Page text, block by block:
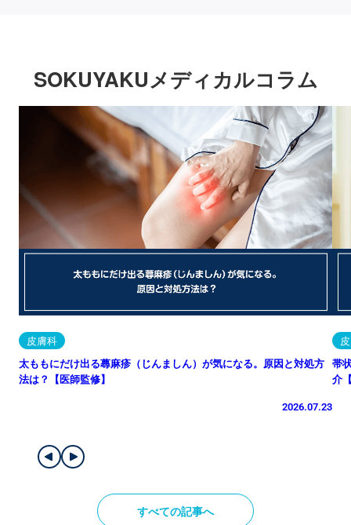
SOKUYAKUメディカルコラム
皮膚科
太ももにだけ出る蕁麻疹（じんましん）が気になる。原因と対処方
法は？【医師監修】
2026.07.23
帯
介
すべての記事へ